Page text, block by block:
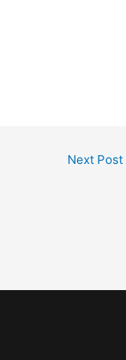
Next Post